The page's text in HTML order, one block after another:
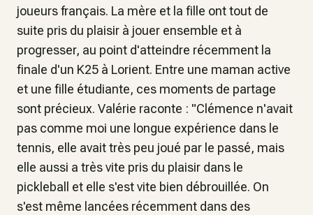
joueurs français. La mère et la fille ont tout de
suite pris du plaisir à jouer ensemble et à
progresser, au point d'atteindre récemment la
finale d'un K25 à Lorient. Entre une maman active
et une fille étudiante, ces moments de partage
sont précieux. Valérie raconte : "Clémence n'avait
pas comme moi une longue expérience dans le
tennis, elle avait très peu joué par le passé, mais
elle aussi a très vite pris du plaisir dans le
pickleball et elle s'est vite bien débrouillée. On
s'est même lancées récemment dans des